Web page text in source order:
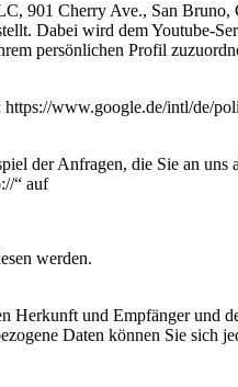
901 Cherry Ave., San
Dabei wird dem Youtube-
persönlichen Profil
www.google.de/intl/de/
der Anfragen, die Sie an uns
“ auf
werden.
Herkunft und Empfänger und
Daten können Sie sich